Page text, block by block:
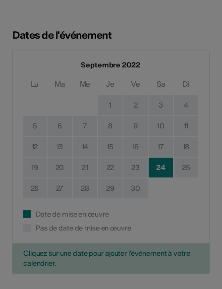
Dates de l'événement
Septembre 2022
Lu Ma Me Je Ve Sa Di
1 2 3 4
5 6 7 8 9 10 11
12 13 14 15 16 17 18
19 20 21 22 23 24 25
26 27 28 29 30
Date de mise en œuvre
Pas de date de mise en œuvre
Cliquez sur une date pour ajouter l'événement à votre
calendrier.